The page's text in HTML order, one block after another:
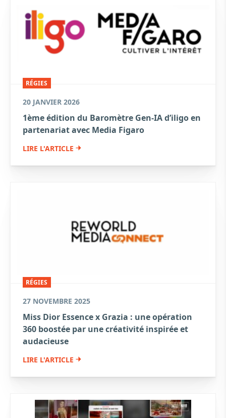
RÉGIES
20 JANVIER 2026
1ème édition du Baromètre Gen-IA d’iligo en
partenariat avec Media Figaro
LIRE L'ARTICLE
RÉGIES
27 NOVEMBRE 2025
Miss Dior Essence x Grazia : une opération
360 boostée par une créativité inspirée et
audacieuse
LIRE L'ARTICLE